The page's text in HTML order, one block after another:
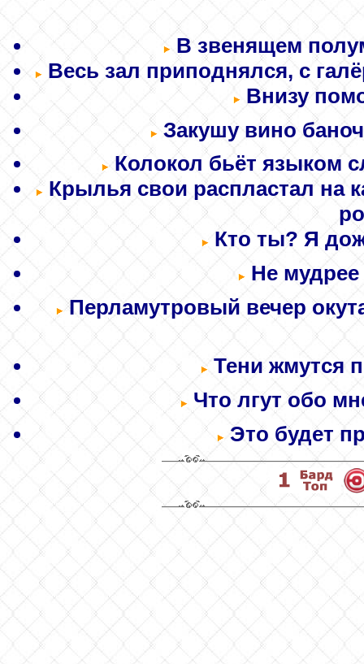
В звенящем
Весь зал приподнялся, с
Внизу
Закушу вино
Колокол бьёт языком
Крылья свои распластал на
Кто ты? Я
Не мудрее
Перламутровый вечер
Тени жмутся
Что лгут обо
Это будет